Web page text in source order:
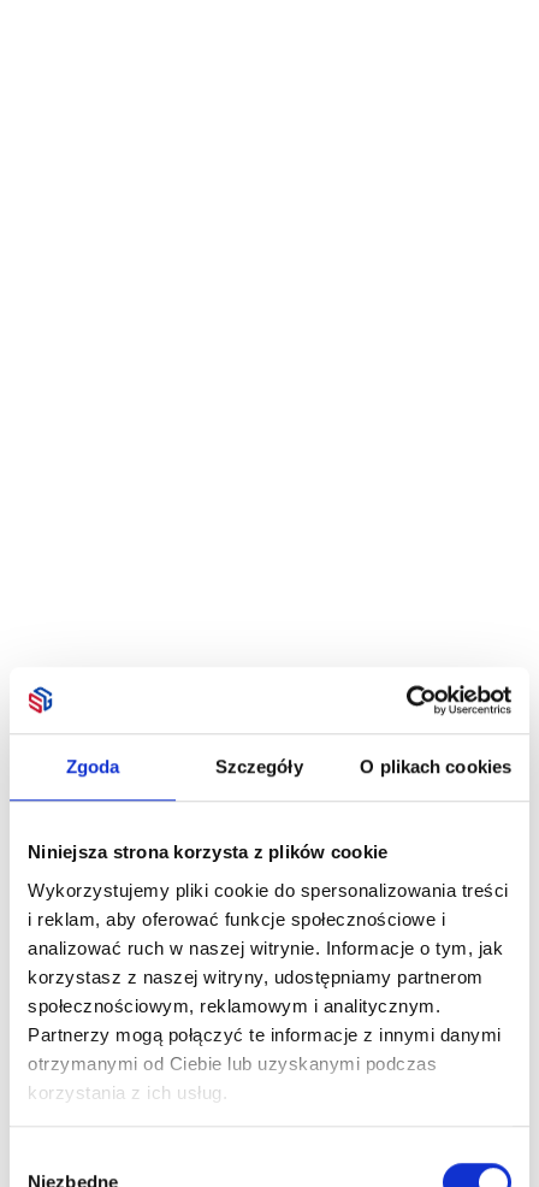
Zgoda Szczegóły O plikach cookies
Niniejsza strona korzysta z plików cookie
Wykorzystujemy pliki cookie do spersonalizowania treści
i reklam, aby oferować funkcje społecznościowe i
analizować ruch w naszej witrynie. Informacje o tym, jak
korzystasz z naszej witryny, udostępniamy partnerom
społecznościowym, reklamowym i analitycznym.
Partnerzy mogą połączyć te informacje z innymi danymi
otrzymanymi od Ciebie lub uzyskanymi podczas
korzystania z ich usług.
Niezbędne